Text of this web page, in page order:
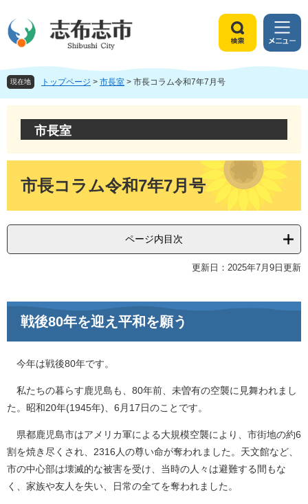
ジ
頭
す
ュ
飛
し
文
索
メ
ニ
ュ
現在地 トップページ > 市長室 > 市長コラム令和7年7月号
市長室
市長コラム令和7年7月号
ページ内目次
更新日：2025年7月9日更新
戦後80年を迎え平和を願う
今年は戦後80年です。
私たちの暮らす鹿児島も、80年前、未曽有の空襲に見舞われまし
た。昭和20年(1945年)、6月17日のことです。
県都鹿児島市はアメリカ軍による大規模空襲により、市街地の約6
割を焼き尽くされ、2316人の尊い命が奪われました。天文館など、
市の中心部は壊滅的な被害を受け、当時の人々は避難する間もな
く、家族や友人を失い、日常の全てを奪われました。